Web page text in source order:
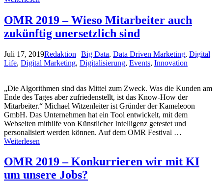
OMR 2019 – Wieso Mitarbeiter auch
zukünftig unersetzlich sind
Juli 17, 2019Redaktion Big Data, Data Driven Marketing, Digital
Life, Digital Marketing, Digitalisierung, Events, Innovation
„Die Algorithmen sind das Mittel zum Zweck. Was die Kunden am
Ende des Tages aber zufriedenstellt, ist das Know-How der
Mitarbeiter.“ Michael Witzenleiter ist Gründer der Kameleoon
GmbH. Das Unternehmen hat ein Tool entwickelt, mit dem
Webseiten mithilfe von Künstlicher Intelligenz getestet und
personalisiert werden können. Auf dem OMR Festival …
Weiterlesen
OMR 2019 – Konkurrieren wir mit KI
um unsere Jobs?